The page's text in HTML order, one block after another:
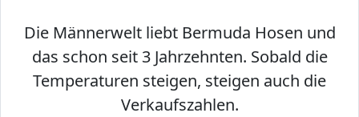
Die Männerwelt liebt Bermuda Hosen und
das schon seit 3 Jahrzehnten. Sobald die
Temperaturen steigen, steigen auch die
Verkaufszahlen.